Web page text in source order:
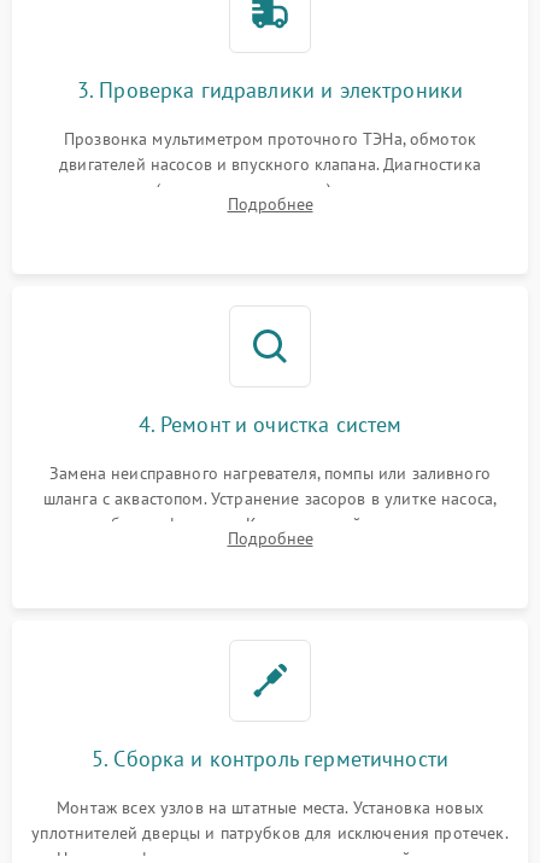
3. Проверка гидравлики и электроники
Прозвонка мультиметром проточного ТЭНа, обмоток
двигателей насосов и впускного клапана. Диагностика
прессостата (датчика уровня воды), датчика мутности,
концевика дверцы и электронного модуля управления.
Подробнее
4. Ремонт и очистка систем
Замена неисправного нагревателя, помпы или заливного
шланга с аквастопом. Устранение засоров в улитке насоса,
патрубках и фильтрах. Компонентный ремонт платы
управления, восстановление поврежденной проводки.
Подробнее
5. Сборка и контроль герметичности
Монтаж всех узлов на штатные места. Установка новых
уплотнителей дверцы и патрубков для исключения протечек.
Надежная фиксация хомутов гидравлической системы,